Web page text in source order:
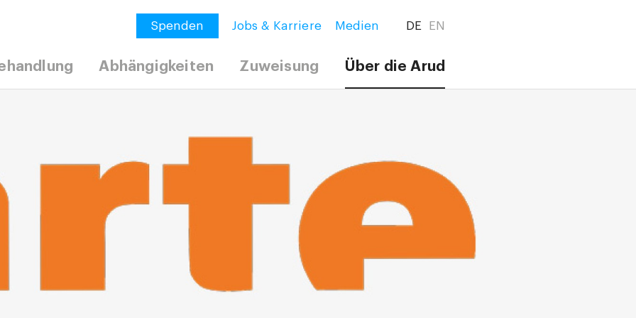
Spenden Jobs & Karriere Medien DE EN
Abhängigkeiten Zuweisung Über die Arud